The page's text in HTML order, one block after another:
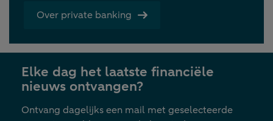
Over private banking
Elke dag het laatste financiële
nieuws ontvangen?
Ontvang dagelijks een mail met geselecteerde